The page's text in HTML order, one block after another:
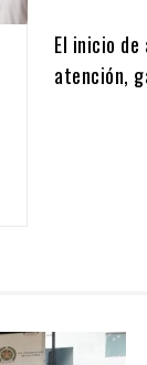
El inicio
atención,